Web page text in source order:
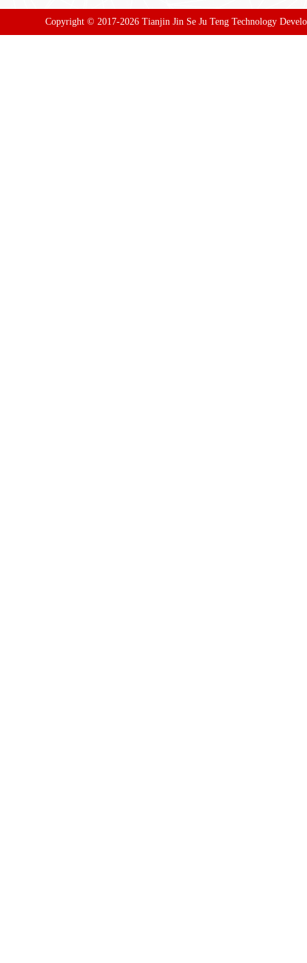
Copyright © 2017-2026 Tianjin Jin Se Ju Teng Technology